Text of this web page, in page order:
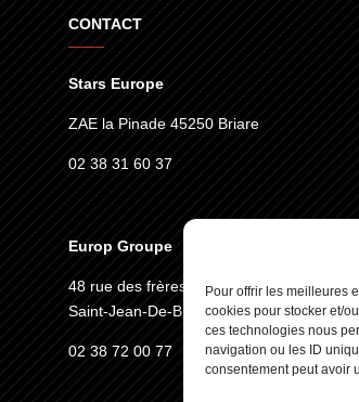
Pour offrir les meilleures
cookies pour stocker et/
ces technologies nous
navigation ou les ID
consentement peut avoir
CONTACT
Stars Europe
ZAE la Pinade 45250 Briare
02 38 31 60 37
Europ Groupe
48 rue des frères lumières45800
Saint-Jean-De-Braye
02 38 72 00 77